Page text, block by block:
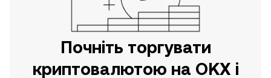
Почніть торгувати
криптовалютою на OKX і